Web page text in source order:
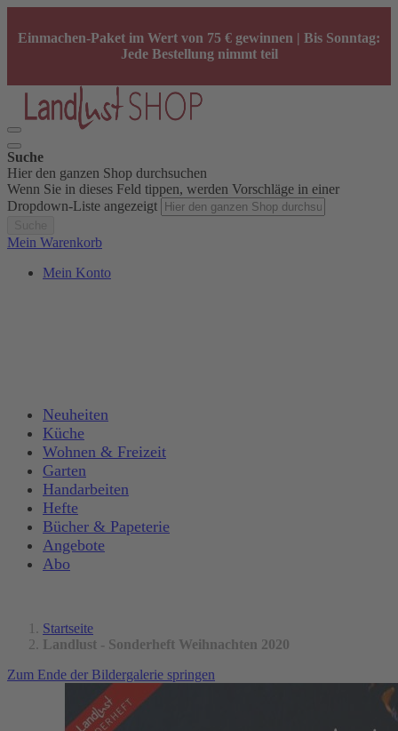
Einmachen-Paket im Wert von 75 € gewinnen | Bis Sonntag:
Jede Bestellung nimmt teil
Suche
Hier den ganzen Shop durchsuchen
Wenn Sie in dieses Feld tippen, werden Vorschläge in einer
Dropdown-Liste angezeigt
Mein Warenkorb
Mein Konto
Neuheiten
Küche
Wohnen & Freizeit
Garten
Handarbeiten
Hefte
Bücher & Papeterie
Angebote
Abo
Startseite
Landlust - Sonderheft Weihnachten 2020
Zum Ende der Bildergalerie springen